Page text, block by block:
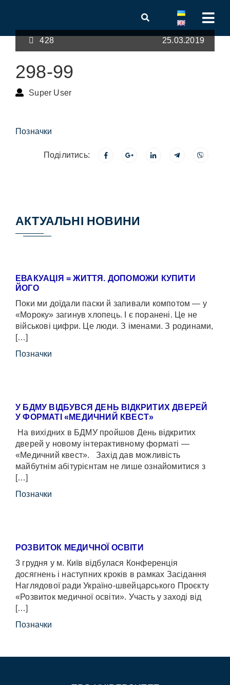
428 25.03.2019
298-99
Super User
Позначки
Поділитись:
АКТУАЛЬНІ НОВИНИ
ЕВАКУАЦІЯ = ЖИТТЯ. ДОПОМОЖИ КУПИТИ
ЙОГО
Поки ми доїдали паски й запивали компотом — у
«Мороку» загинув хлопець. І є поранені. Це не
військові цифри. Це люди. З іменами. З родинами,
[…]
Позначки
У БДМУ ВІДБУВСЯ ДЕНЬ ВІДКРИТИХ ДВЕРЕЙ
У ФОРМАТІ «МЕДИЧНИЙ КВЕСТ»
На вихідних в БДМУ пройшов День відкритих
дверей у новому інтерактивному форматі —
«Медичний квест». Захід дав можливість
майбутнім абітурієнтам не лише ознайомитися з
[…]
Позначки
РОЗВИТОК МЕДИЧНОЇ ОСВІТИ
3 грудня у м. Київ відбулася Конференція
досягнень і наступних кроків в рамках Засідання
Наглядової ради Україно-швейцарського Проєкту
«Розвиток медичної освіти». Участь у заході від
[…]
Позначки